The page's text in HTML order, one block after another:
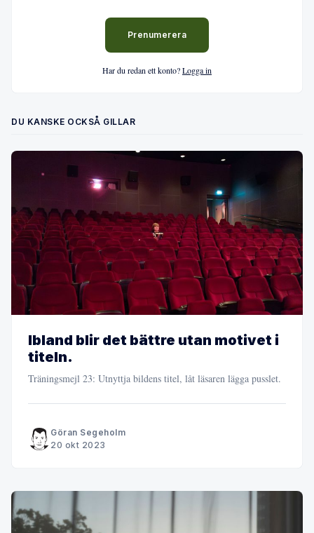
Prenumerera
Har du redan ett konto?Logga in
DU KANSKE OCKSÅ GILLAR
Ibland blir det bättre utan motivet i
titeln.
Träningsmejl 23: Utnyttja bildens titel, låt läsaren lägga pusslet.
Göran Segeholm
20 okt 2023